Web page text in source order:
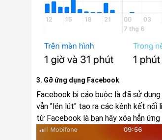
3. Gỡ ứng dụng Facebook
Facebook bị cáo buộc là đã sử
vẫn "lén lút" tạo ra các kênh kết
từ Facebook là bạn hãy xóa hẳn